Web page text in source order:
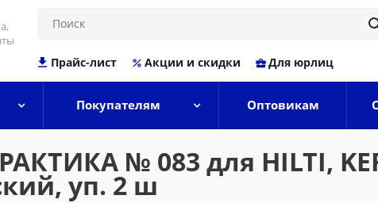
Прайс-лист Акции и скидки Для юрлиц
Покупателям Оптовикам
№ 083 для HILTI,
уп. 2 ш